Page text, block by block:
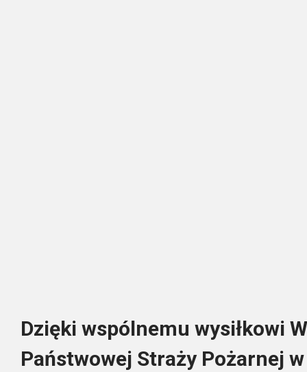
Dzięki wspólnemu wysiłkowi
Państwowej Straży Pożarnej